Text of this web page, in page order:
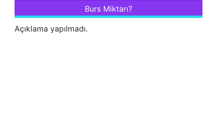
Burs Miktarı?
Açıklama yapılmadı.